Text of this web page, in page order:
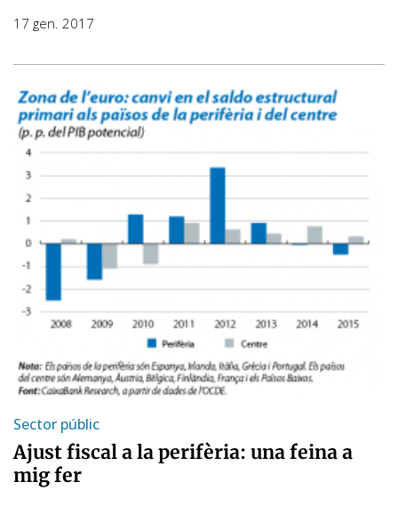
17 gen. 2017
Sector públic
Ajust fiscal a la perifèria: una feina a
mig fer